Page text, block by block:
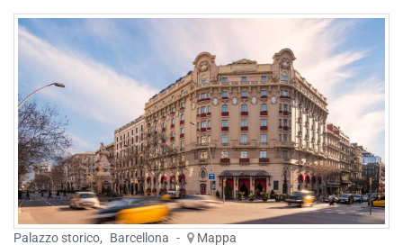
Palazzo storico, Barcellona -
Mappa